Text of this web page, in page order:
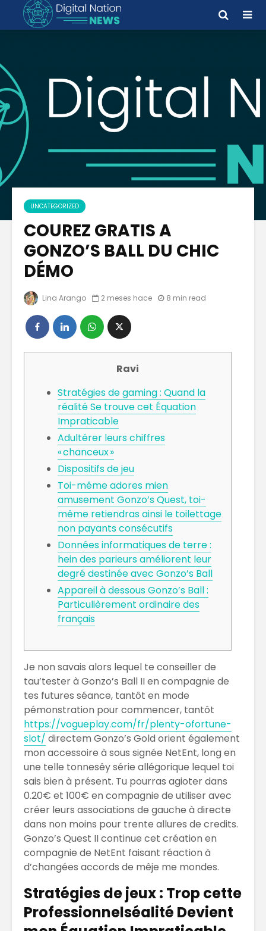
UNCATEGORIZED
COUREZ GRATIS A
GONZO’S BALL DU CHIC
DÉMO
Lina Arango 2 meses hace 8 min read
Ravi
Stratégies de gaming : Quand la
réalité Se trouve cet Équation
Impraticable
Adultérer leurs chiffres
« chanceux »
Dispositifs de jeu
Toi-même adores mien
amusement Gonzo’s Quest, toi-
même retiendras ainsi le toilettage
non payants consécutifs
Données informatiques de terre :
hein des parieurs améliorent leur
degré destinée avec Gonzo’s Ball
Appareil à dessous Gonzo’s Ball :
Particulièrement ordinaire des
français
Je non savais alors lequel te conseiller de
tau’tester à Gonzo’s Ball II en compagnie de
tes futures séance, tantôt en mode
pémonstration pour commencer, tantôt
https://vogueplay.com/fr/plenty-ofortune-
slot/ directem Gonzo’s Gold orient également
mon accessoire à sous signée NetEnt, long en
une telle tonnesêy série allégorique lequel toi
sais bien à présent. Tu pourras agioter dans
0.20€ et 100€ en compagnie de utiliser avec
créer leurs associations de gauche à directe
dans non moins pour trente allures de credits.
Gonzo’s Quest II continue cet création en
compagnie de NetEnt faisant réaction à
d’changées accords de mêje me mondes.
Stratégies de jeux : Trop cette
Professionnelséalité Devient
Los bonos
verdes
El Comercio
Electrónico
Forjando
Conexiones
Significativas:
El Auge
El Bitcoin cae a
los 17.000
dólares
Las Extensiones
De Cabello Vs.
Cabello Natural
ECONOMÍA
COLABORATIVA?
Alianza